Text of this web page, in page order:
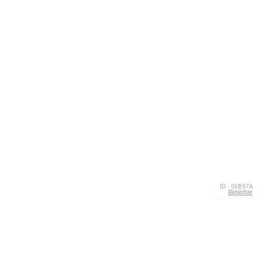
ID · 06B97A
Reportar